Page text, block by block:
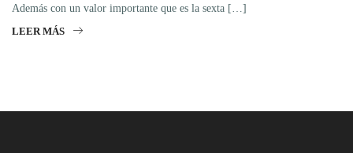
Además con un valor importante que es la sexta […]
LEER MÁS